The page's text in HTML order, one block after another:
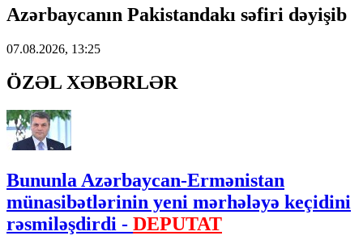
Azərbaycanın Pakistandakı səfiri dəyişib
07.08.2026, 13:25
ÖZƏL XƏBƏRLƏR
Bununla Azərbaycan-Ermənistan
münasibətlərinin yeni mərhələyə keçidini
rəsmiləşdirdi - DEPUTAT